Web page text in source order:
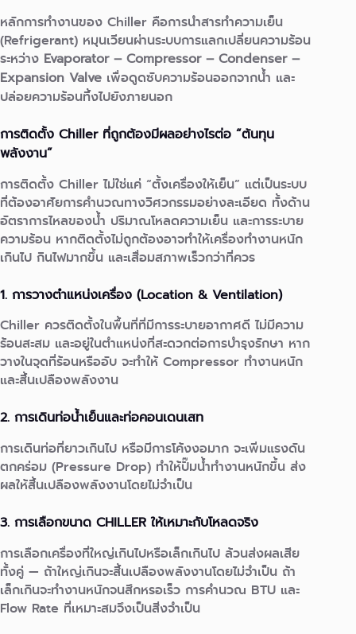
หลักการทำงานของ Chiller คือการนำสารทำความเย็น
(Refrigerant) หมุนเวียนผ่านระบบการแลกเปลี่ยนความร้อน
ระหว่าง Evaporator – Compressor – Condenser –
Expansion Valve เพื่อดูดซับความร้อนออกจากน้ำ และ
ปล่อยความร้อนทิ้งไปยังภายนอก
การติดตั้ง Chiller ที่ถูกต้องมีผลอย่างไรต่อ “ต้นทุน
พลังงาน”
การติดตั้ง Chiller ไม่ใช่แค่ “ตั้งเครื่องให้เย็น” แต่เป็นระบบ
ที่ต้องอาศัยการคำนวณทางวิศวกรรมอย่างละเอียด ทั้งด้าน
อัตราการไหลของน้ำ ปริมาณโหลดความเย็น และการระบาย
ความร้อน หากติดตั้งไม่ถูกต้องอาจทำให้เครื่องทำงานหนัก
เกินไป กินไฟมากขึ้น และเสื่อมสภาพเร็วกว่าที่ควร
1. การวางตำแหน่งเครื่อง (Location & Ventilation)
Chiller ควรติดตั้งในพื้นที่ที่มีการระบายอากาศดี ไม่มีความ
ร้อนสะสม และอยู่ในตำแหน่งที่สะดวกต่อการบำรุงรักษา หาก
วางในจุดที่ร้อนหรืออับ จะทำให้ Compressor ทำงานหนัก
และสิ้นเปลืองพลังงาน
2. การเดินท่อน้ำเย็นและท่อคอนเดนเสท
การเดินท่อที่ยาวเกินไป หรือมีการโค้งงอมาก จะเพิ่มแรงดัน
ตกคร่อม (Pressure Drop) ทำให้ปั๊มน้ำทำงานหนักขึ้น ส่ง
ผลให้สิ้นเปลืองพลังงานโดยไม่จำเป็น
3. การเลือกขนาด CHILLER ให้เหมาะกับโหลดจริง
การเลือกเครื่องที่ใหญ่เกินไปหรือเล็กเกินไป ล้วนส่งผลเสีย
ทั้งคู่ — ถ้าใหญ่เกินจะสิ้นเปลืองพลังงานโดยไม่จำเป็น ถ้า
เล็กเกินจะทำงานหนักจนสึกหรอเร็ว การคำนวณ BTU และ
Flow Rate ที่เหมาะสมจึงเป็นสิ่งจำเป็น